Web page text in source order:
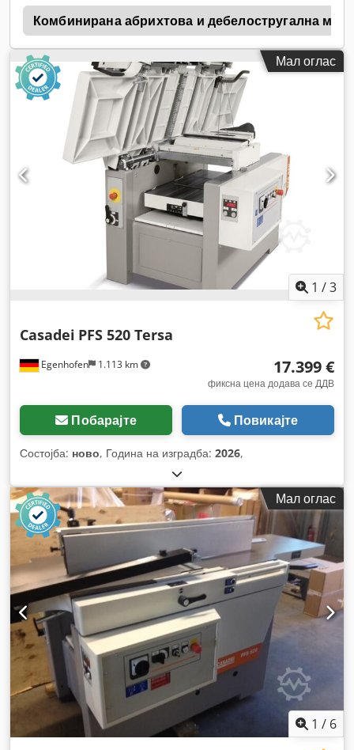
Комбинирана абрихтова и дебелостругална
Мал оглас
1 /3
Egenhofen 1.113 km
Casadei PFS 520 Tersa
17.399 €
фиксна цена додава се ДДВ
Побарајте Повикајте
Состојба: ново, Година на изградба: 2026,
Мал оглас
1 / 6